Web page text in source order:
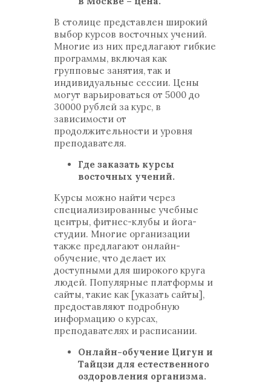
В столице представлен широкий
выбор курсов восточных учений.
Многие из них предлагают гибкие
программы, включая как
групповые занятия, так и
индивидуальные сессии. Цены
могут варьироваться от 5000 до
30000 рублей за курс, в
зависимости от
продолжительности и уровня
преподавателя.
Где заказать курсы
восточных учений.
Курсы можно найти через
специализированные учебные
центры, фитнес-клубы и йога-
студии. Многие организации
также предлагают онлайн-
обучение, что делает их
доступными для широкого круга
людей. Популярные платформы и
сайты, такие как [указать сайты],
предоставляют подробную
информацию о курсах,
преподавателях и расписании.
Онлайн-обучение Цигун и
Тайцзи для естественного
оздоровления организма.